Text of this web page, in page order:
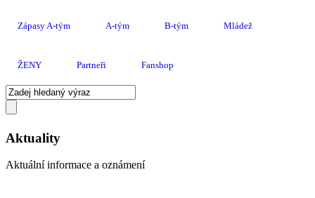
Zápasy A-tým A-tým B-tým Mládež
ŽENY Partneři Fanshop
Aktuality
Aktuální informace a oznámení